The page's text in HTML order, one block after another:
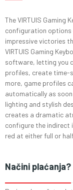
The VIRTUIS
configuration options
impressive victories
VIRTUIS Gaming
software, letting you
profiles, create time-
more, game profiles
automatically as
lighting and stylish
creates a dramatic
configure the indirect
red at either full or
Načini plaćanja?